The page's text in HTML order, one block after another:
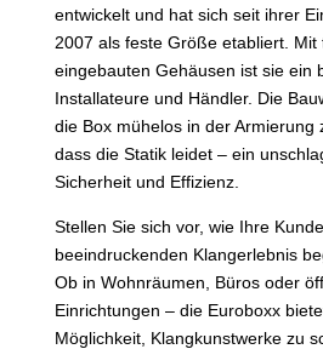
entwickelt und hat sich seit ihrer
2007 als feste Größe etabliert.
eingebauten Gehäusen ist sie ein
Installateure und Händler. Die
die Box mühelos in der Armierung
dass die Statik leidet – ein
Sicherheit und Effizienz.
Stellen Sie sich vor, wie Ihre
beeindruckenden Klangerlebnis
Ob in Wohnräumen, Büros oder
Einrichtungen – die Euroboxx
Möglichkeit, Klangkunstwerke zu